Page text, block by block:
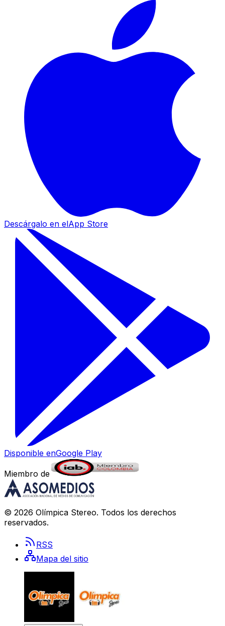
Descárgalo en elApp Store
Disponible enGoogle Play
Miembro de
© 2026 Olímpica Stereo. Todos los derechos
reservados.
RSS
Mapa del sitio